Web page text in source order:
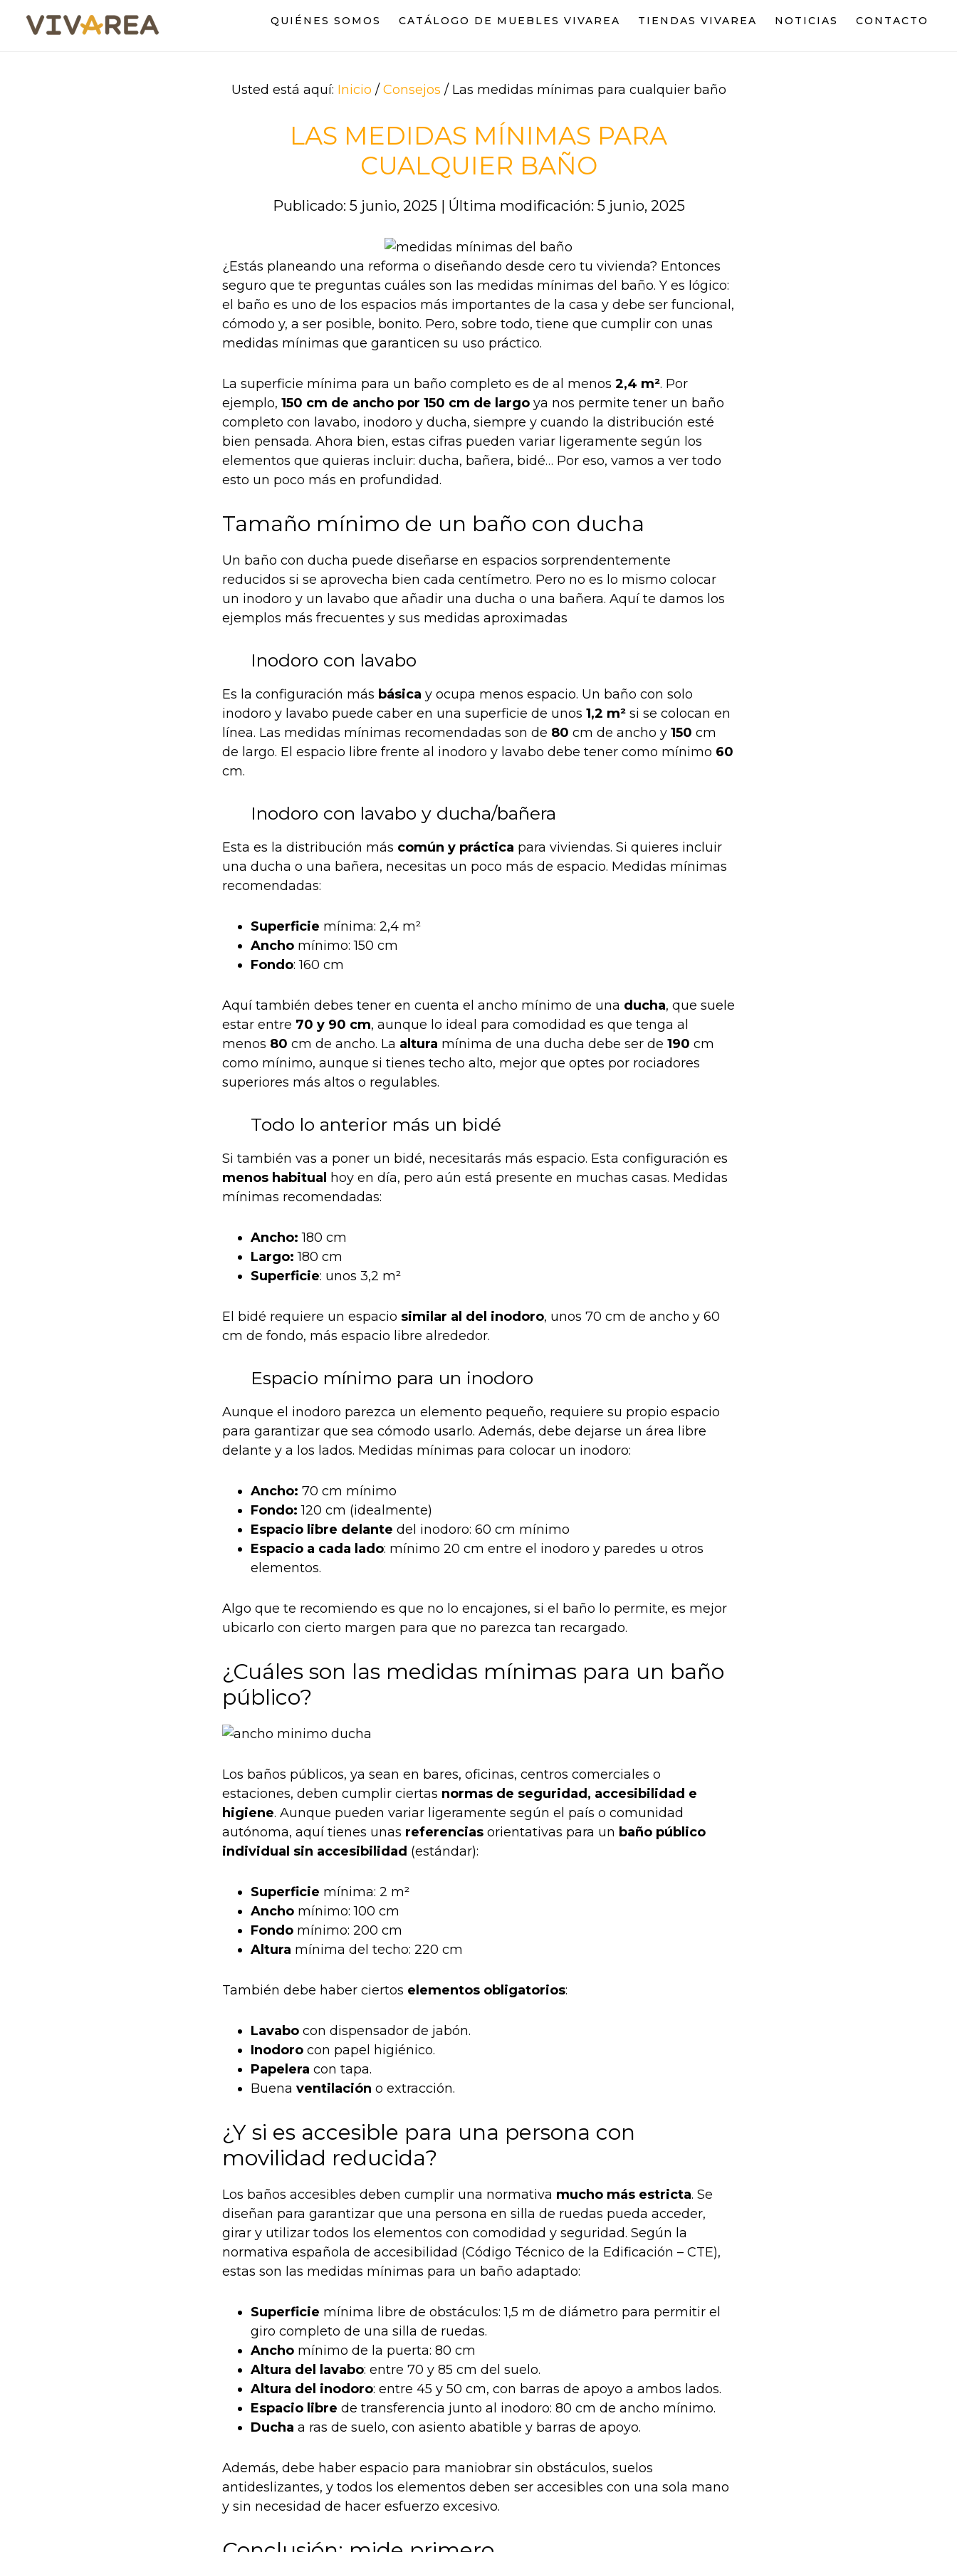
QUIÉNES SOMOS CATÁLOGO DE MUEBLES VIVAREA TIENDAS VIVAREA NOTICIAS CONTACTO
Usted está aquí: Inicio / Consejos /Las medidas mínimas para cualquier baño
LAS MEDIDAS MÍNIMAS PARA
CUALQUIER BAÑO
Publicado: 5 junio, 2025| Última modificación: 5 junio, 2025
¿Estás planeando una reforma o diseñando desde cero tu vivienda? Entonces
seguro que te preguntas cuáles son las medidas mínimas del baño. Y es lógico:
el baño es uno de los espacios más importantes de la casa y debe ser funcional,
cómodo y, a ser posible, bonito. Pero, sobre todo, tiene que cumplir con unas
medidas mínimas que garanticen su uso práctico.
La superficie mínima para un baño completo es de al menos 2,4 m². Por
ejemplo, 150 cm de ancho por 150 cm de largo ya nos permite tener un baño
completo con lavabo, inodoro y ducha, siempre y cuando la distribución esté
bien pensada. Ahora bien, estas cifras pueden variar ligeramente según los
elementos que quieras incluir: ducha, bañera, bidé… Por eso, vamos a ver todo
esto un poco más en profundidad.
Tamaño mínimo de un baño con ducha
Un baño con ducha puede diseñarse en espacios sorprendentemente
reducidos si se aprovecha bien cada centímetro. Pero no es lo mismo colocar
un inodoro y un lavabo que añadir una ducha o una bañera. Aquí te damos los
ejemplos más frecuentes y sus medidas aproximadas
Inodoro con lavabo
Es la configuración más básica y ocupa menos espacio. Un baño con solo
inodoro y lavabo puede caber en una superficie de unos 1,2 m² si se colocan en
línea. Las medidas mínimas recomendadas son de 80 cm de ancho y 150 cm
de largo. El espacio libre frente al inodoro y lavabo debe tener como mínimo 60
cm.
Inodoro con lavabo y ducha/bañera
Esta es la distribución más común y práctica para viviendas. Si quieres incluir
una ducha o una bañera, necesitas un poco más de espacio. Medidas mínimas
recomendadas:
Superficie mínima: 2,4 m²
Ancho mínimo: 150 cm
Fondo: 160 cm
Aquí también debes tener en cuenta el ancho mínimo de una ducha, que suele
estar entre 70 y 90 cm, aunque lo ideal para comodidad es que tenga al
menos 80 cm de ancho. La altura mínima de una ducha debe ser de 190 cm
como mínimo, aunque si tienes techo alto, mejor que optes por rociadores
superiores más altos o regulables.
Todo lo anterior más un bidé
Si también vas a poner un bidé, necesitarás más espacio. Esta configuración es
menos habitual
hoy en día, pero aún está presente en muchas casas. Medidas
mínimas recomendadas:
Ancho: 180 cm
Largo: 180 cm
Superficie: unos 3,2 m²
El bidé requiere un espacio similar al del inodoro, unos 70 cm de ancho y 60
cm de fondo, más espacio libre alrededor.
Espacio mínimo para un inodoro
Aunque el inodoro parezca un elemento pequeño, requiere su propio espacio
para garantizar que sea cómodo usarlo. Además, debe dejarse un área libre
delante y a los lados. Medidas mínimas para colocar un inodoro:
Ancho: 70 cm mínimo
Fondo: 120 cm (idealmente)
Espacio libre delante del inodoro: 60 cm mínimo
Espacio a cada lado: mínimo 20 cm entre el inodoro y paredes u otros
elementos.
Algo que te recomiendo es que no lo encajones, si el baño lo permite, es mejor
ubicarlo con cierto margen para que no parezca tan recargado.
¿Cuáles son las medidas mínimas para un baño
público?
Los baños públicos, ya sean en bares, oficinas, centros comerciales o
estaciones, deben cumplir ciertas normas de seguridad, accesibilidad e
higiene. Aunque pueden variar ligeramente según el país o comunidad
autónoma, aquí tienes unas referencias orientativas para un baño público
individual sin accesibilidad (estándar):
Superficie mínima: 2 m²
Ancho mínimo: 100 cm
Fondo mínimo: 200 cm
Altura mínima del techo: 220 cm
También debe haber ciertos elementos obligatorios:
Lavabo con dispensador de jabón.
Inodoro con papel higiénico.
Papelera con tapa.
Buena ventilación o extracción.
¿Y si es accesible para una persona con
movilidad reducida?
Los baños accesibles deben cumplir una normativa mucho más estricta. Se
diseñan para garantizar que una persona en silla de ruedas pueda acceder,
girar y utilizar todos los elementos con comodidad y seguridad. Según la
normativa española de accesibilidad (Código Técnico de la Edificación – CTE),
estas son las medidas mínimas para un baño adaptado:
Superficie mínima libre de obstáculos: 1,5 m de diámetro para permitir el
giro completo de una silla de ruedas.
Ancho mínimo de la puerta: 80 cm
Altura del lavabo: entre 70 y 85 cm del suelo.
Altura del inodoro: entre 45 y 50 cm, con barras de apoyo a ambos lados.
Espacio libre de transferencia junto al inodoro: 80 cm de ancho mínimo.
Ducha a ras de suelo, con asiento abatible y barras de apoyo.
Además, debe haber espacio para maniobrar sin obstáculos, suelos
antideslizantes, y todos los elementos deben ser accesibles con una sola mano
y sin necesidad de hacer esfuerzo excesivo.